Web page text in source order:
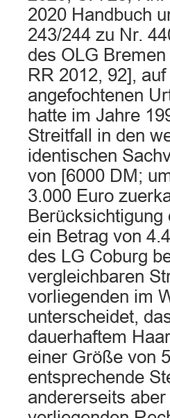
2020 Handbuch
243/244 zu Nr.
des OLG
RR 2012, 92],
angefochtenen
hatte im Jahre
Streitfall in den
identischen
von [6000 DM;
3.000 Euro
ein Betrag von
des LG Coburg
vergleichbaren
vorliegenden im
unterscheidet,
dauerhaftem
einer Größe von
entsprechende
andererseits